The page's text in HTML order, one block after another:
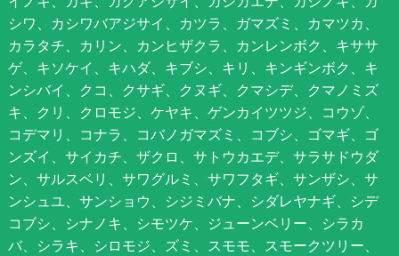
シワ、カシワバアジサイ、カツラ、ガマズミ、カマツカ、
カラタチ、カリン、カンヒザクラ、カンレンボク、キササ
ゲ、キソケイ、キハダ、キブシ、キリ、キンギンボク、キ
ンシバイ、クコ、クサギ、クヌギ、クマシデ、クマノミズ
キ、クリ、クロモジ、ケヤキ、ゲンカイツツジ、コウゾ、
コデマリ、コナラ、コバノガマズミ、コブシ、ゴマギ、ゴ
ンズイ、サイカチ、ザクロ、サトウカエデ、サラサドウダ
ン、サルスベリ、サワグルミ、サワフタギ、サンザシ、サ
ンシュユ、サンショウ、シジミバナ、シダレヤナギ、シデ
コブシ、シナノキ、シモツケ、ジューンベリー、シラカ
バ、シラキ、シロモジ、ズミ、スモモ、スモークツリー、